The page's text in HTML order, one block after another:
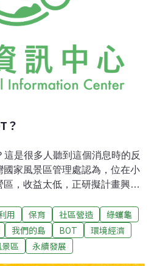
？
是很多人聽到這個消息時的反
國家風景區管理處認為，位在小
，收益太低，正研擬計畫興建
現行任何一個建築案的開發密度
球一年100萬人次的觀光客，
敷使用，大飯店的進入，將使
重...小琉球需要什麼樣觀光模
用 保育 社區營造
綠蠵龜
我們的島 BOT
環境經濟
區 永續發展